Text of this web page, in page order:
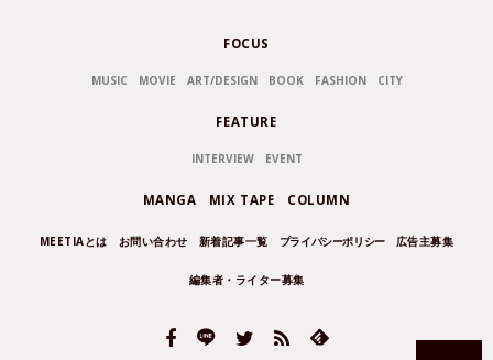
FOCUS
MUSIC MOVIE ART/DESIGN BOOK FASHION CITY
FEATURE
INTERVIEW EVENT
MANGA MIX TAPE COLUMN
MEETIAとは お問い合わせ 新着記事一覧 プライバシーポリシー 広告主募集
編集者・ライター募集